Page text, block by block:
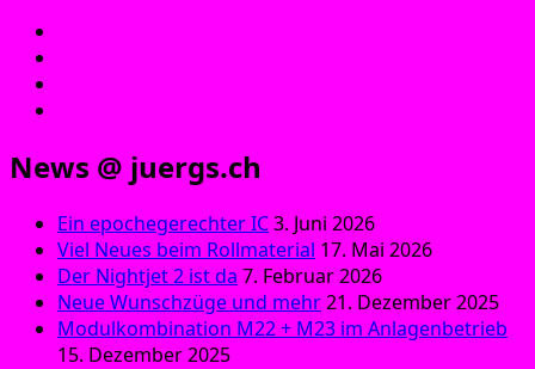
News @ juergs.ch
Ein epochegerechter IC3. Juni 2026
Viel Neues beim Rollmaterial 17. Mai 2026
Der Nightjet 2 ist da 7. Februar 2026
Neue Wunschzüge und mehr21. Dezember 2025
Modulkombination M22 + M23 im Anlagenbetrieb
15. Dezember 2025